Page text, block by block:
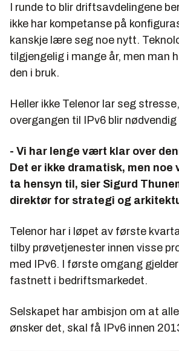
I runde to blir driftsavdelingene
ikke har kompetanse på
kanskje lære seg noe nytt.
tilgjengelig i mange år, men man
den i bruk.
Heller ikke Telenor lar seg
overgangen til IPv6 blir
- Vi har lenge vært klar over
Det er ikke dramatisk, men noe
ta hensyn til, sier Sigurd
direktør for strategi og
Telenor har i løpet av første
tilby prøvetjenester innen visse
med IPv6. I første omgang
fastnett i bedriftsmarkedet.
Selskapet har ambisjon om at
ønsker det, skal få IPv6 innen